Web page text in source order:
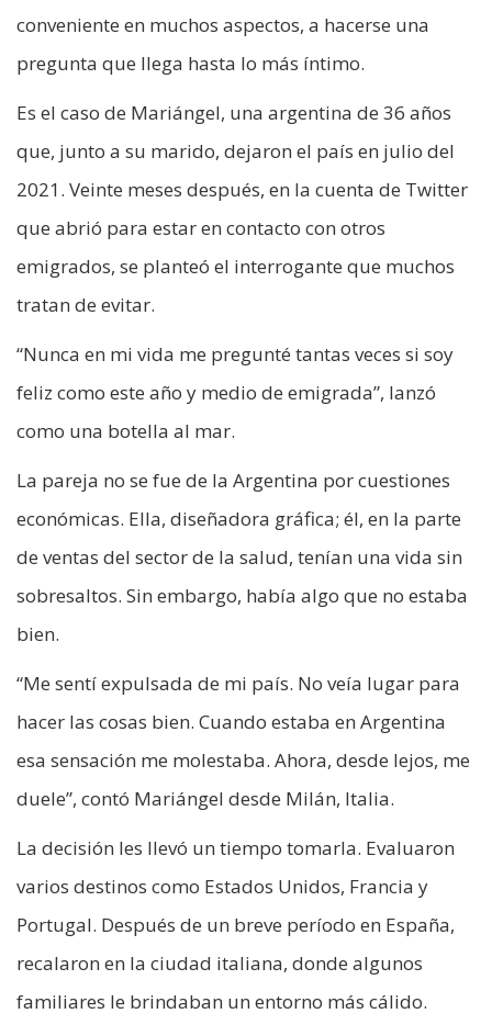
conveniente en muchos aspectos, a hacerse una
pregunta que llega hasta lo más íntimo.
Es el caso de Mariángel, una argentina de 36 años
que, junto a su marido, dejaron el país en julio del
2021. Veinte meses después, en la cuenta de Twitter
que abrió para estar en contacto con otros
emigrados, se planteó el interrogante que muchos
tratan de evitar.
“Nunca en mi vida me pregunté tantas veces si soy
feliz como este año y medio de emigrada”, lanzó
como una botella al mar.
La pareja no se fue de la Argentina por cuestiones
económicas. Ella, diseñadora gráfica; él, en la parte
de ventas del sector de la salud, tenían una vida sin
sobresaltos. Sin embargo, había algo que no estaba
bien.
“Me sentí expulsada de mi país. No veía lugar para
hacer las cosas bien. Cuando estaba en Argentina
esa sensación me molestaba. Ahora, desde lejos, me
duele”, contó Mariángel desde Milán, Italia.
La decisión les llevó un tiempo tomarla. Evaluaron
varios destinos como Estados Unidos, Francia y
Portugal. Después de un breve período en España,
recalaron en la ciudad italiana, donde algunos
familiares le brindaban un entorno más cálido.